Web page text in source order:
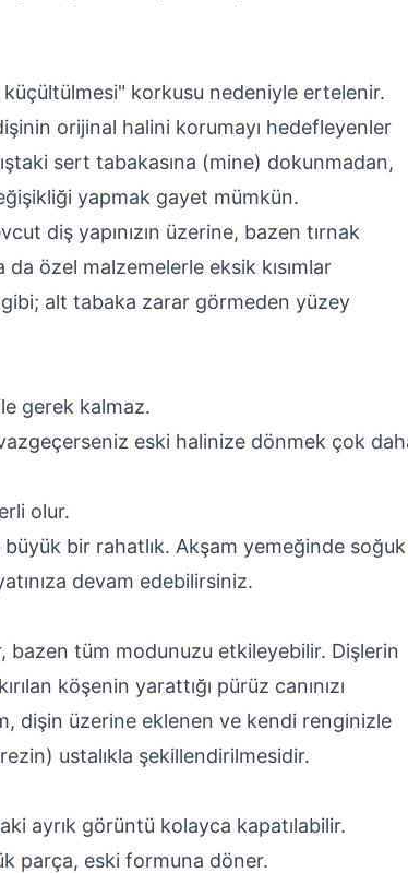
korkusu nedeniyle ertelenir.
orijinal halini korumayı hedefleyenler
sert tabakasına (mine) dokunmadan,
yapmak gayet mümkün.
diş yapınızın üzerine, bazen tırnak
özel malzemelerle eksik kısımlar
alt tabaka zarar görmeden yüzey
gerek kalmaz.
eski halinize dönmek çok
olur.
bir rahatlık. Akşam yemeğinde soğuk
devam edebilirsiniz.
bazen tüm modunuzu etkileyebilir. Dişlerin
köşenin yarattığı pürüz canınızı
dişin üzerine eklenen ve kendi renginizle
ustalıkla şekillendirilmesidir.
ayrık görüntü kolayca kapatılabilir.
parça, eski formuna döner.